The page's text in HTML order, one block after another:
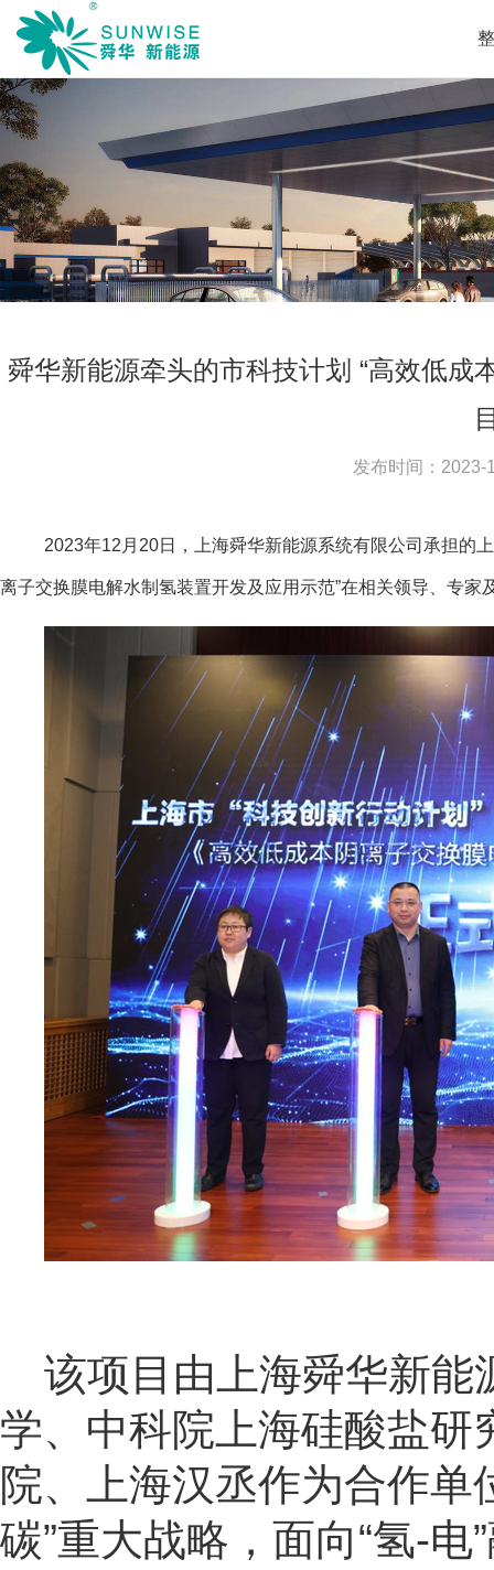
舜华新能源牵头的市科技计划 “高效低成
发布时间： 2023-
2023年12 月 20日，上海舜华新能源系统有限公司承担的
离子交换膜电解水制氢装置开发及应用示范”在相关领导、专
该项目由上海舜华新能
学、中科院上海硅酸盐研
院、上海汉丞作为合作单
碳”重大战略，面向“氢-电